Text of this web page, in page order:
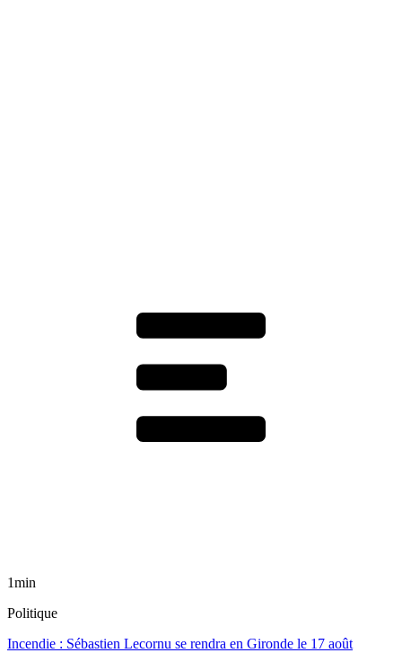
1min
Politique
Incendie : Sébastien Lecornu se rendra en Gironde le 17 août